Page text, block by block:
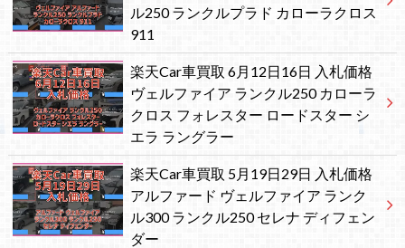
ル250 ランクルプラド カローラクロス
911
楽天Car車買取 6月12日16日 入札価格
ヴェルファイア ランクル250 カローラ
クロス フォレスター ロードスター シ
エラ ラングラー
楽天Car車買取 5月19日29日 入札価格
アルファード ヴェルファイア ランク
ル300 ランクル250 セレナ ディフェン
ダー